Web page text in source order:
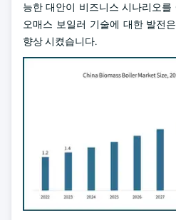
능한 대안이 비즈니스 시나리오
오매스 보일러 기술에 대한 발전
향상 시켰습니다.